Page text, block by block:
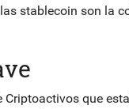
stablecoin son la
Criptoactivos que